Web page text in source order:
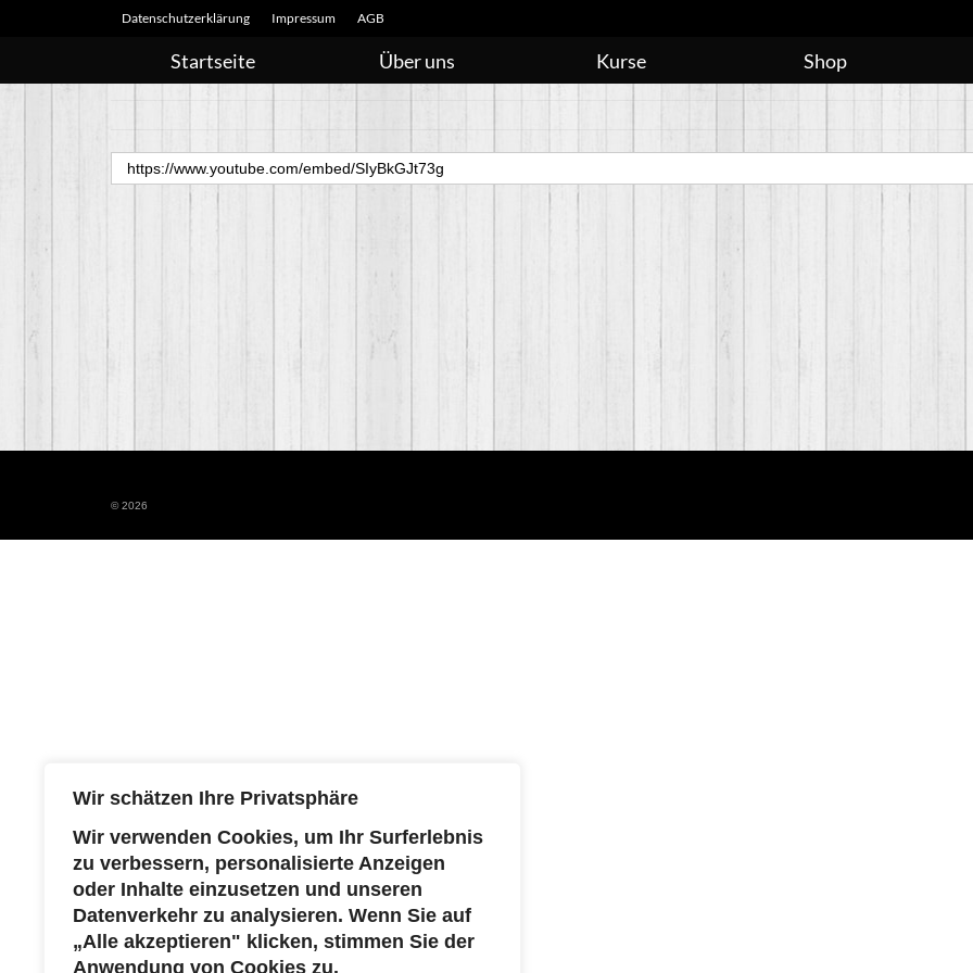
Wir schätzen Ihre Privatsphäre
Wir verwenden Cookies, um Ihr Surferlebnis
zu verbessern, personalisierte Anzeigen
oder Inhalte einzusetzen und unseren
Datenverkehr zu analysieren. Wenn Sie auf
„Alle akzeptieren" klicken, stimmen Sie der
Anwendung von Cookies zu.
Datenschutzerklärung Impressum AGB
Startseite Über uns Kurse Shop
https://www.youtube.com/embed/SIyBkGJt73g
© 2026